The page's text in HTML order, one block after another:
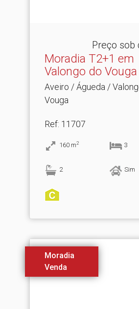
Preço sob
Moradia T2+1 em
Valongo do Vouga
Grande Jar.​..
Aveiro / Águeda /
Vouga
Ref: 11707
160 m2 3
2 Sim
Moradia
Venda